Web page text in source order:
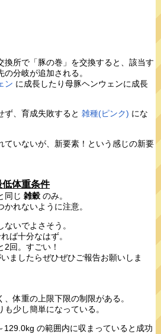
換所で「豚の巻」を交換すると、該当す
分岐が追加される。
ン に成長したり母豚ヘンウェンに成長
ず、育成失敗すると雑種(ピンク) にな
ていないが、新要素！という感じの新要
体重条件
同じ雑穀 のみ。
れないように注意。
ないでよさそう。
ば十分なはず。
2回。すごい！
ましたらぜひぜひご報告お願いしま
、体重の上限下限の制限がある。
少し簡単になっている。
129.0kg の範囲内に収まっていると成功